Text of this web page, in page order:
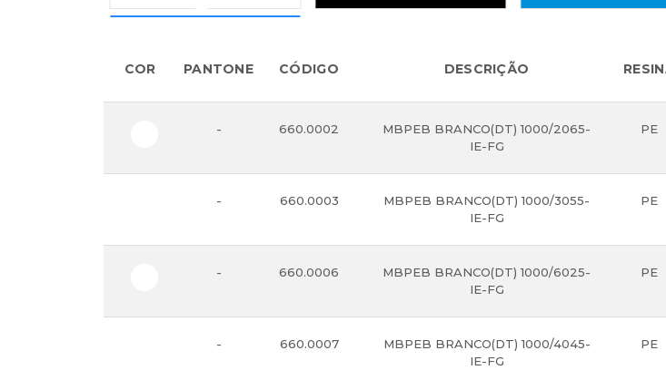
COR PANTONE CÓDIGO DESCRIÇÃO
- 660.0002
MBPEB BRANCO(DT) 1000/2065-
IE-FG
PE
- 660.0003
MBPEB BRANCO(DT) 1000/3055-
IE-FG
PE
- 660.0006
MBPEB BRANCO(DT) 1000/6025-
IE-FG
PE
- 660.0007
MBPEB BRANCO(DT) 1000/4045-
IE-FG
PE